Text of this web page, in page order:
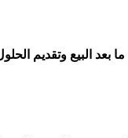
البيع وتقديم